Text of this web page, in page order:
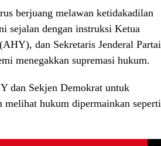
berjuang melawan ketidakadilan
sejalan dengan instruksi Ketua
dan Sekretaris Jenderal Partai
menegakkan supremasi hukum.
dan Sekjen Demokrat untuk
hukum dipermainkan seperti